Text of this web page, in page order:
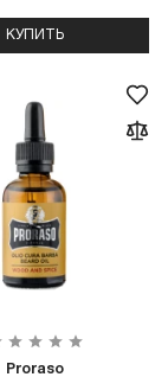
КУПИТЬ
Proraso